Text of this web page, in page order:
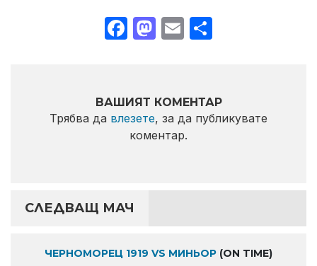
Facebook
Mastodon
Email
ВАШИЯТ КОМЕНТАР
Трябва да влезете, за да публикувате
коментар.
СЛЕДВАЩ МАЧ
ЧЕРНОМОРЕЦ 1919 VS МИНЬОР (ON TIME)